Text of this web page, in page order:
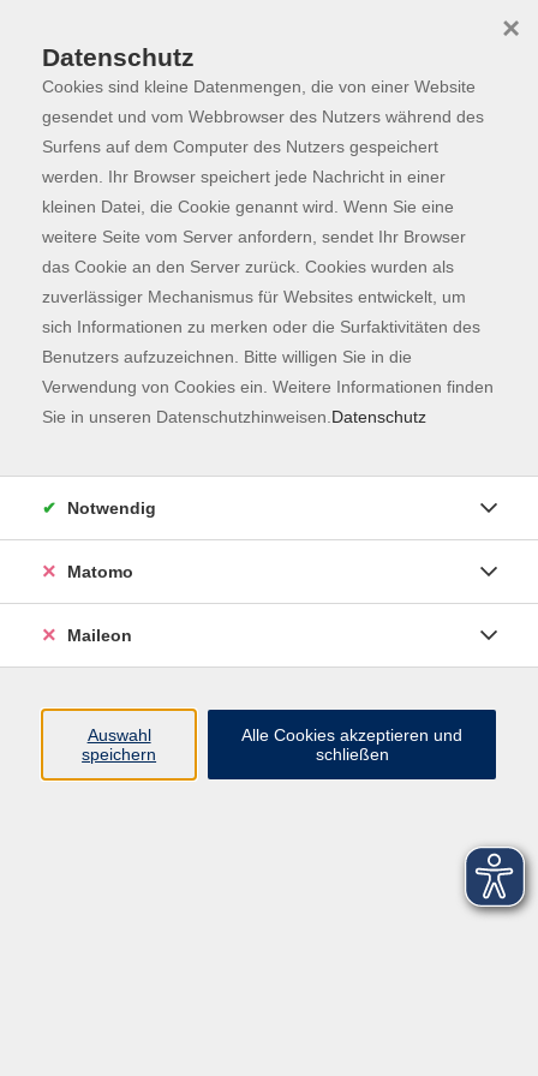
Skip to main content
Programm
Der Kurs konnte nicht gefunden werden.
Kontaktformular
Impressum
AGB
Datenschutzerklärung
Datenschutz
Cookies sind kleine Datenmengen, die von einer Website
gesendet und vom Webbrowser des Nutzers während des
Surfens auf dem Computer des Nutzers gespeichert
werden. Ihr Browser speichert jede Nachricht in einer
kleinen Datei, die Cookie genannt wird. Wenn Sie eine
weitere Seite vom Server anfordern, sendet Ihr Browser
das Cookie an den Server zurück. Cookies wurden als
zuverlässiger Mechanismus für Websites entwickelt, um
sich Informationen zu merken oder die Surfaktivitäten des
Benutzers aufzuzeichnen. Bitte willigen Sie in die
Verwendung von Cookies ein. Weitere Informationen finden
Sie in unseren Datenschutzhinweisen. Datenschutz
×
Notwendig
Matomo
Maileon
Auswahl
speichern
Alle Cookies akzeptieren und
schließen